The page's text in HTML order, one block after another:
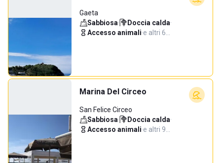
Gaeta
Sabbiosa· Doccia calda·
Accesso animali·e altri 6…
Marina Del Circeo
San Felice Circeo
Sabbiosa· Doccia calda·
Accesso animali·e altri 9…